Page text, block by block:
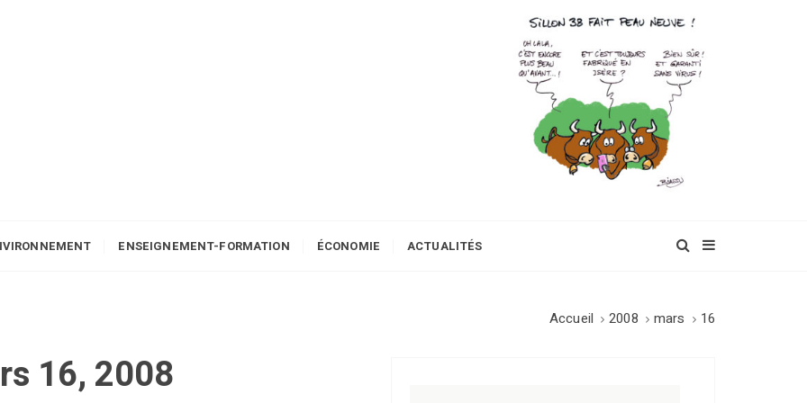
ENSEIGNEMENT-FORMATION ÉCONOMIE ACTUALITÉS
Accueil 2008 mars 16
16, 2008